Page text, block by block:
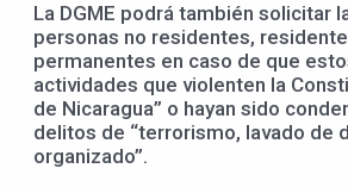
La DGME podrá también solicitar
personas no residentes,
permanentes en caso de que
actividades que violenten la
de Nicaragua” o hayan sido
delitos de “terrorismo, lavado de
organizado”.